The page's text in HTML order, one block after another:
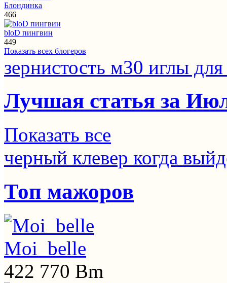
Блондинка
466
bloD пингвин
449
Показать всех блогеров
зернистость м30 иглы
Лучшая статья за
Показать все
черный клевер когда
Топ мажоров
Moi_belle
422 770 Bm